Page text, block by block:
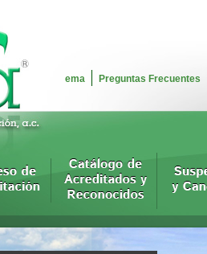
ema Preguntas Frecuentes